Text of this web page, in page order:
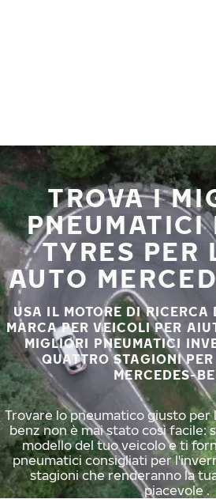
TROVA I
PNEUMATICI
TYRES PER
AUTO
USA IL MOTORE DI
MARCA PER VEICOLI PER
MIGLIORI PNEUMATICI
QUATTRO STAGIONI
MERCEDES-
Trovare lo pneumatico giusto per
benz non è mai stato così facile:
modello del tuo veicolo e ti
pneumatici consigliati per
stagioni che renderanno la
piacevole .